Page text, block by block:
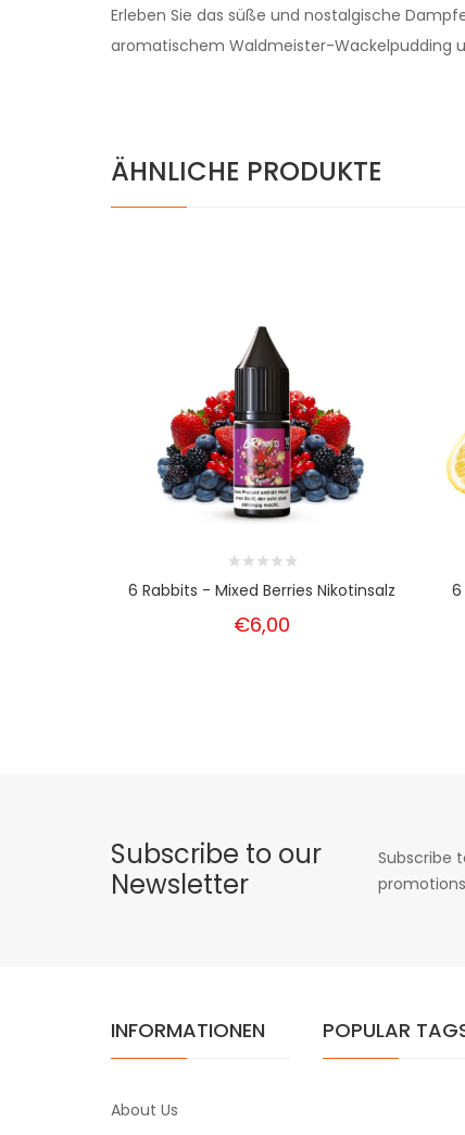
Erleben Sie das süße und nostalgische
aromatischem Waldmeister-Wackelpudding
ÄHNLICHE PRODUKTE
6 Rabbits - Mixed Berries Nikotinsalz
€6,00
6
Subscribe to our
Newsletter
Subscribe
INFORMATIONEN
About Us
POPULAR